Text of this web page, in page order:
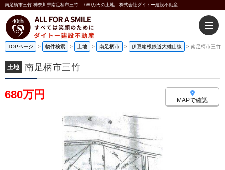
南足柄市三竹 神奈川県南足柄市三竹 ｜680万円の土地｜株式会社ダイトー建設不動産
TOPページ > 物件検索 > 土地 > 南足柄市 > 伊豆箱根鉄道大雄山線 > 南足柄市三竹
土地 南足柄市三竹
680万円 MAPで確認